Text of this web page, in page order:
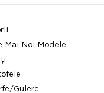
Mai Noi Modele
Gulere